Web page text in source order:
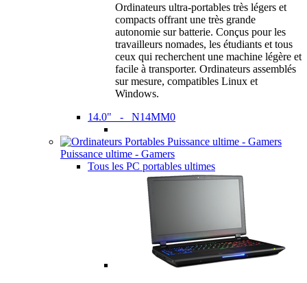
Ordinateurs ultra-portables très légers et
compacts offrant une très grande
autonomie sur batterie. Conçus pour les
travailleurs nomades, les étudiants et tous
ceux qui recherchent une machine légère et
facile à transporter. Ordinateurs assemblés
sur mesure, compatibles Linux et
Windows.
14.0" - N14MM0
Puissance ultime - Gamers
Tous les PC portables ultimes